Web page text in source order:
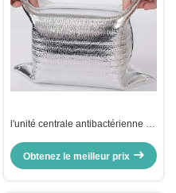
l'unité centrale antibactérienne pp
pâte thermique de sac
Obtenez le meilleur prix